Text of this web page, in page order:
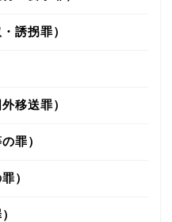
誘拐罪）
移送罪）
罪）
）